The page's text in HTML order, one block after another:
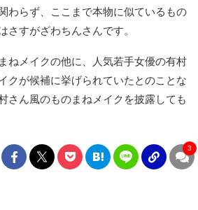
わらず、ここまで本物に似ているもの
さすがざわちんさんです。
ねメイクの他に、人気若手女優の有村
クが候補に挙げられていたとのことな
さん風のものまねメイクを披露しても
3